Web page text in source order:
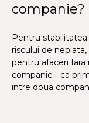
companie?
Pentru stabilitatea
riscului de
pentru afaceri
companie - ca
intre doua